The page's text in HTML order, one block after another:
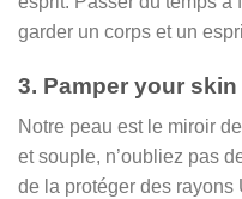
garder un corps et un
3. Pamper your skin
Notre peau est le miroir
et souple, n’oubliez pas
de la protéger des